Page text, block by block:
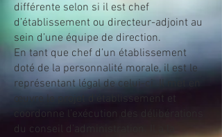
différente selon si il est chef
d’établissement ou directeur-adjoint au
sein d’une équipe de direction.
En tant que chef d’un établissement
doté de la personnalité morale, il est le
représentant légal de celui-ci. Il met en
œuvre le projet d’établissement et
coordonne l’exécution des délibérations
du conseil d’administration. Il a la